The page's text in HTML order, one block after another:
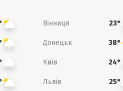
Вінниця 23°
Донецьк 38°
Київ 24°
Львів 25°